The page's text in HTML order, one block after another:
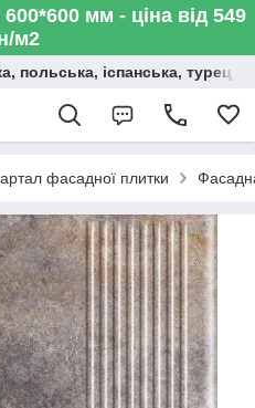
мм - ціна від 549
м2
іспанська,
фасадної плитки